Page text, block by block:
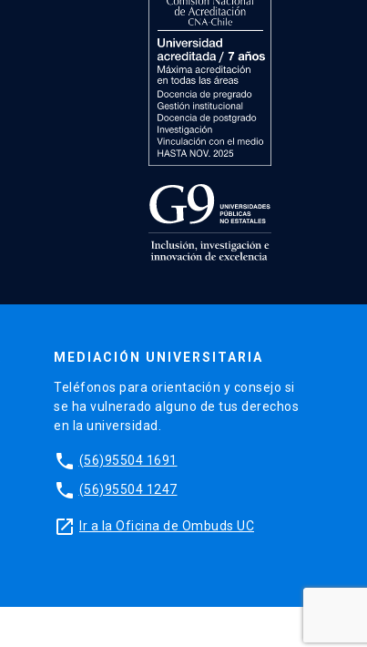
MEDIACIÓN UNIVERSITARIA
Teléfonos para orientación y consejo si
se ha vulnerado alguno de tus derechos
en la universidad.
phone (56)95504 1691
phone (56)95504 1247
launch Ir a la Oficina de Ombuds UC